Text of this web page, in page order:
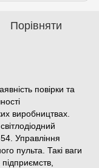
Порівняти
повірки та
виробництвах.
Управління
пульта. Такі ваги